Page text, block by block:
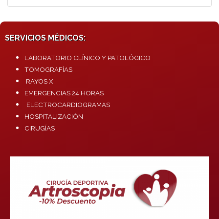
SERVICIOS MÉDICOS:
LABORATORIO CLÍNICO Y PATOLÓGICO
TOMOGRAFÍAS
RAYOS X
EMERGENCIAS 24 HORAS
ELECTROCARDIOGRAMAS
HOSPITALIZACIÓN
CIRUGÍAS